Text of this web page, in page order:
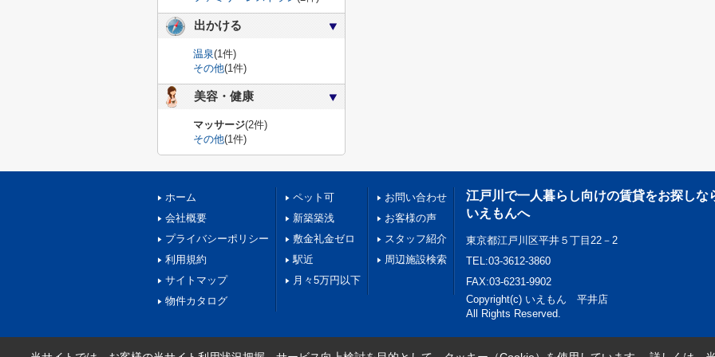
出かける
温泉(1件)
その他(1件)
美容・健康
マッサージ(2件)
その他(1件)
ホーム
会社概要
プライバシーポリシー
利用規約
サイトマップ
物件カタログ
ペット可
新築築浅
敷金礼金ゼロ
駅近
月々5万円以下
お問い合わせ
お客様の声
スタッフ紹介
周辺施設検索
江戸川で一人暮らし向けの賃貸をお探しな
いえもんへ
東京都江戸川区平井５丁目22－2
TEL:03-3612-3860
FAX:03-6231-9902
Copyright(c) いえもん 平井店
All Rights Reserved.